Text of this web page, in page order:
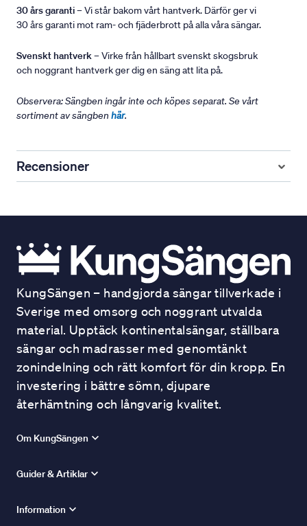
30 års garanti– Vi står bakom vårt hantverk. Därför ger vi
30 års garanti mot ram- och fjäderbrott på alla våra sängar.
Svenskt hantverk– Virke från hållbart svenskt skogsbruk
och noggrant hantverk ger dig en säng att lita på.
Observera: Sängben ingår inte och köpes separat. Se vårt
sortiment av sängben här.
Recensioner
KungSängen – handgjorda sängar tillverkade i
Sverige med omsorg och noggrant utvalda
material. Upptäck kontinentalsängar, ställbara
sängar och madrasser med genomtänkt
zonindelning och rätt komfort för din kropp. En
investering i bättre sömn, djupare
återhämtning och långvarig kvalitet.
Om KungSängen
Guider & Artiklar
Information